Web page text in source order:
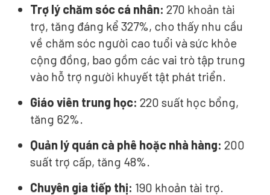
Trợ lý chăm sóc cá nhân: 270 khoản tài
trợ, tăng đáng kể 327%, cho thấy nhu cầu
về chăm sóc người cao tuổi và sức khỏe
cộng đồng, bao gồm các vai trò tập trung
vào hỗ trợ người khuyết tật phát triển.
Giáo viên trung học: 220 suất học bổng,
tăng 62%.
Quản lý quán cà phê hoặc nhà hàng: 200
suất trợ cấp, tăng 48%.
Chuyên gia tiếp thị: 190 khoản tài trợ.